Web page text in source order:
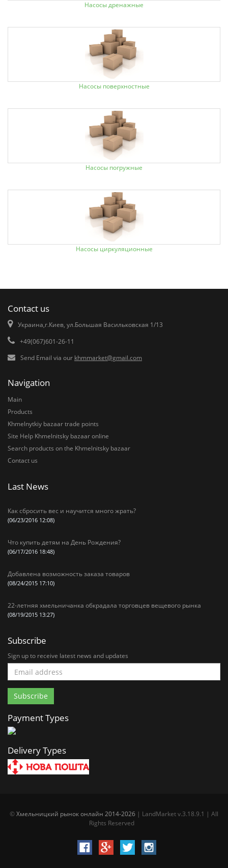
Насосы дренажные
Насосы поверхностные
Насосы погружные
Насосы циркуляционные
Contact us
Украина,г.Киев, ул.Большая Васильковская 1/13
+49(067)601-26-11
Send Email via our khmmarket@gmail.com
Navigation
Main
Products
Khmelnytkiy bazaar trade points
Site Help Khmelnitsky bazaar online
Search products on the Khmelnitsky bazaar
Contact us
Last News
Как сбросить вес и научится много жрать?
(06/23/2016 12:08)
Что купить детям на День Рождения?
(06/17/2016 18:48)
Добавлена возможность заказа товаров
(08/24/2015 17:10)
22-летняя хмельничанка обкрадала торговцев вещевого рынка
(08/19/2015 13:27)
Subscribe
Sign up to receive latest news and updates
Payment Types
Delivery Types
©Хмельницкий рынок онлайн 2014-2026 | LandMarket v.3.18.9.1 | All
Rights Reserved